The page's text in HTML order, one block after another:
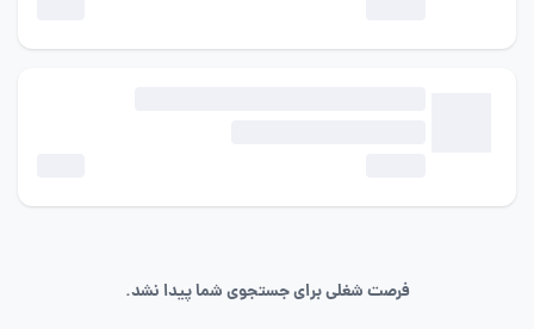
فرصت شغلی برای جستجوی شما پیدا نشد.